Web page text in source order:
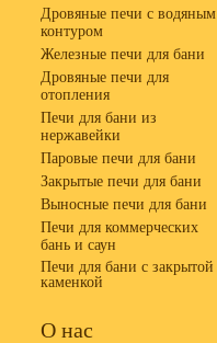
Дровяные печи с водяным
контуром
Железные печи для бани
Дровяные печи для
отопления
Печи для бани из
нержавейки
Паровые печи для бани
Закрытые печи для бани
Выносные печи для бани
Печи для коммерческих
бань и саун
Печи для бани с закрытой
каменкой
О нас